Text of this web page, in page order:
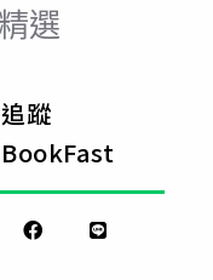
選
追蹤
BookFast